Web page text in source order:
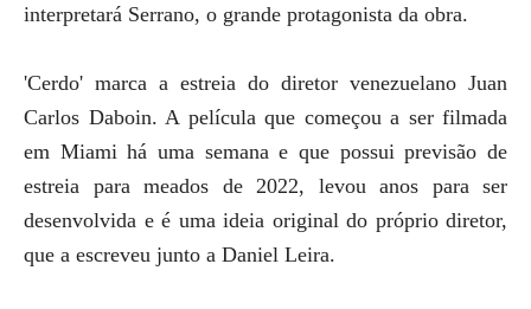
interpretará Serrano, o grande protagonista da obra.
'Cerdo' marca a estreia do diretor venezuelano Juan
Carlos Daboin. A película que começou a ser filmada
em Miami há uma semana e que possui previsão de
estreia para meados de 2022, levou anos para ser
desenvolvida e é uma ideia original do próprio diretor,
que a escreveu junto a Daniel Leira.